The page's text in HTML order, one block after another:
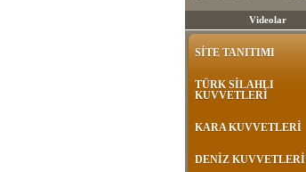
Videolar
SİTE TANITIMI
TÜRK SİLAHLI
KUVVETLERİ
KARA KUVVETLERİ
DENİZ KUVVETLERİ